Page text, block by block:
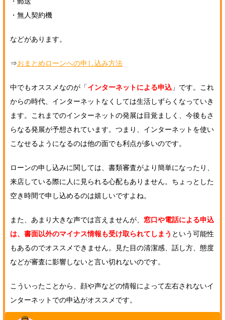
・無人契約機
などがあります。
⇒おまとめローンへの申し込み方法
中でもオススメなのが「インターネットによる申込 」です。これ
からの時代、インターネットなくしては生活しずらくなっていき
ます。これまでのインターネットの発展は目覚ましく、今後もさ
らなる発展が予想されています。つまり、インターネットを使い
こなせるようになるのは他の面でも利点が多いのです。
ローンの申し込みに関しては、書類審査がより簡単になったり、
来店している際に人に見られる心配もありません。ちょっとした
空き時間で申し込めるのは嬉しいですよね。
また、あまり大きな声では言えませんが、 窓口や電話による申込
は、書面以外のマイナス情報も受け取られてしまう という可能性
もあるのでオススメできません。見た目の清潔感、話し方、態度
などが審査に影響しないと言い切れないのです。
こういったことから、顔や声などの情報によって左右されないイ
ンターネットでの申込がオススメです。